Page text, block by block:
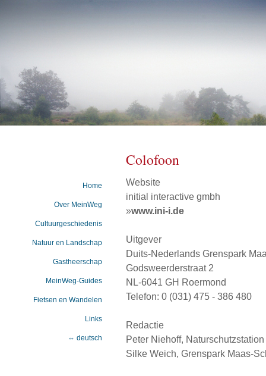
Home
Over MeinWeg
Cultuurgeschiedenis
Natuur en Landschap
Gastheerschap
MeinWeg-Guides
Fietsen en Wandelen
Links
⇔ deutsch
Colofoon
Website
initial interactive gmbh
»www.ini-i.de
Uitgever
Duits-Nederlands Grenspark
Godsweerderstraat 2
NL-6041 GH Roermond
Telefon: 0 (031) 475 - 386 480
Redactie
Peter Niehoff,
Silke Weich, Grenspark Maas-